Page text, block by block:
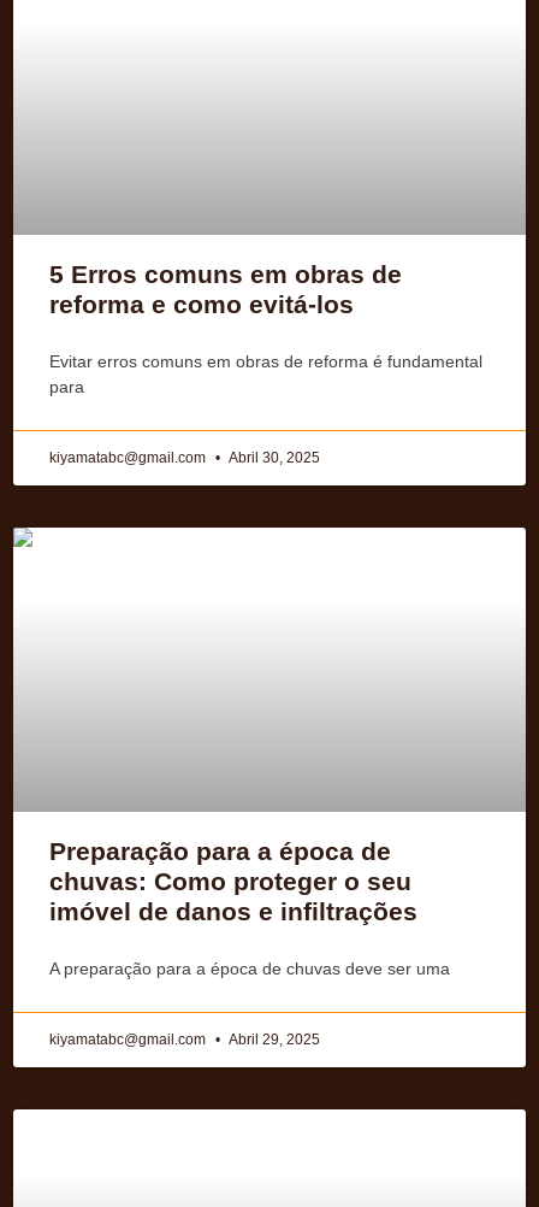
5 Erros comuns em obras de
reforma e como evitá-los
Evitar erros comuns em obras de reforma é fundamental
para
kiyamatabc@gmail.com Abril 30, 2025
Preparação para a época de
chuvas: Como proteger o seu
imóvel de danos e infiltrações
A preparação para a época de chuvas deve ser uma
kiyamatabc@gmail.com Abril 29, 2025